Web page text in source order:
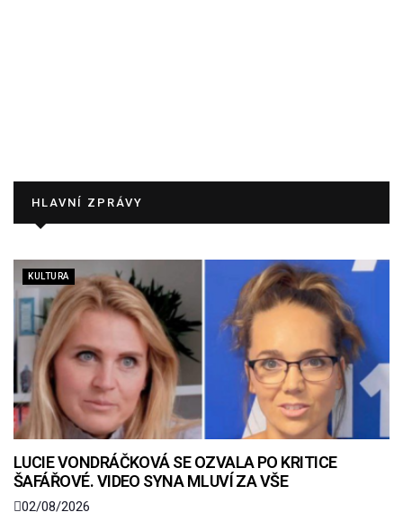
HLAVNÍ ZPRÁVY
KULTURA
LUCIE VONDRÁČKOVÁ SE OZVALA PO KRITICE
ŠAFÁŘOVÉ. VIDEO SYNA MLUVÍ ZA VŠE
02/08/2026